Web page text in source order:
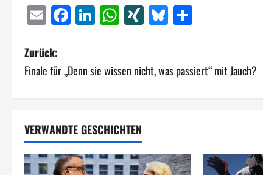
EmailFacebook
LinkedIn
WhatsApp
XINGBluesky
B
e
i
t
r
Zurück:
Finale für „Denn sie wissen nicht, was passiert“ mit Jauch?
VERWANDTE GESCHICHTEN